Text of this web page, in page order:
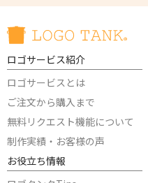
ロゴサービス紹介
ロゴサービスとは
ご注文から購入まで
無料リクエスト機能について
制作実績・お客様の声
お役立ち情報